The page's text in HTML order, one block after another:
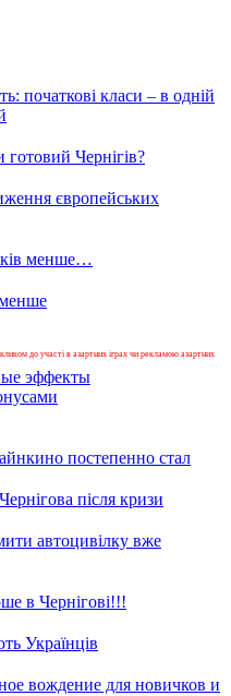
початкові класи – в одній
Чернігів?
європейських
менше…
менше
до участі в азартних іграх чи рекламою азартних
постепенно стал
після кризи
автоцивілку вже
в Чернігові!!!
Українців
вождение для новичков и